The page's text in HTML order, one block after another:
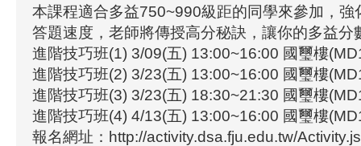
本課程適合多益750~990級距的同學來參加，強
答題速度，老師將傳授高分秘訣，讓你的多益分
進階技巧班(1) 3/09(五) 13:00~16:00 國璽樓
進階技巧班(2) 3/23(五) 13:00~16:00 國璽樓
進階技巧班(3) 3/23(五) 18:30~21:30 國璽樓
進階技巧班(4) 4/13(五) 13:00~16:00 國璽樓
報名網址：http://activity.dsa.fju.edu.tw/